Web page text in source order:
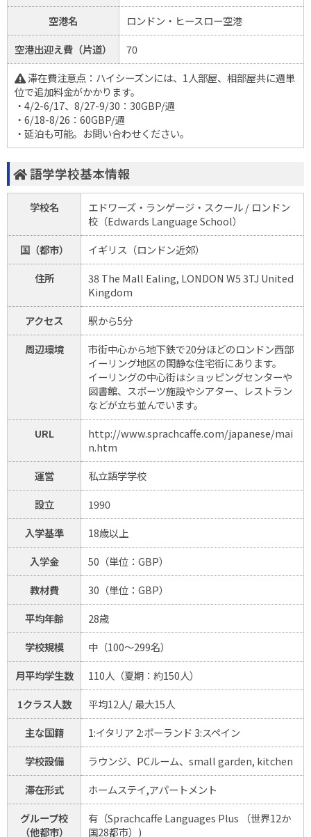
空港名
ロンドン・ヒースロー空港
空港出迎え費（片道）
70
滞在費注意点：ハイシーズンには、1人部屋、相部屋共に週単
位で追加料金がかかります。
・4/2-6/17、8/27-9/30：30GBP/週
・6/18-8/26：60GBP/週
・延泊も可能。お問い合わせください。
語学学校基本情報
学校名
エドワーズ・ランゲージ・スクール / ロンドン
校（Edwards Language School）
国（都市）
イギリス（ロンドン近郊）
住所
38 The Mall Ealing, LONDON W5 3TJ United
Kingdom
アクセス
駅から5分
周辺環境
市街中心から地下鉄で20分ほどのロンドン西部
イーリング地区の閑静な住宅街にあります。
イーリングの中心街はショッピングセンターや
図書館、スポーツ施設やシアター、レストラン
などが立ち並んでいます。
URL
http://www.sprachcaffe.com/japanese/mai
n.htm
運営
私立語学学校
設立
1990
入学基準
18歳以上
入学金
50（単位：GBP）
教材費
30（単位：GBP）
平均年齢
28歳
学校規模
中（100～299名）
月平均学生数
110人（夏期：約150人）
1クラス人数
平均12人/ 最大15人
主な国籍
1:イタリア 2:ポーランド 3:スペイン
学校設備
ラウンジ、PCルーム、small garden, kitchen
滞在形式
ホームステイ,アパートメント
グループ校
（他都市）
有（Sprachcaffe Languages Plus （世界12か
国28都市）)